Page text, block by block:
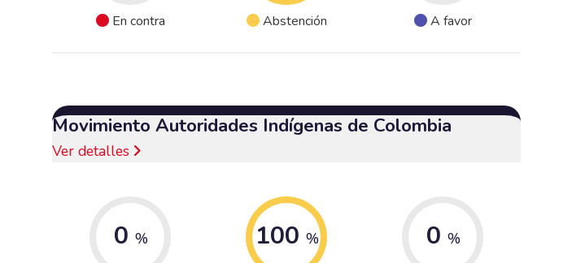
En contra Abstención A favor
Movimiento Autoridades Indígenas de Colombia
Ver detalles
0 % 100 % 0 %